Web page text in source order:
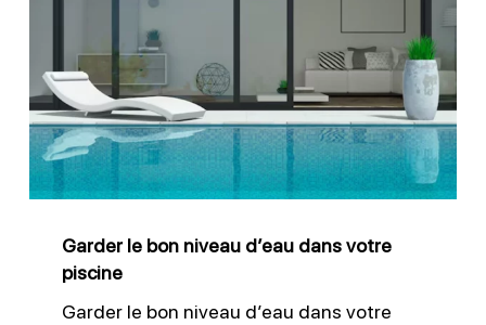
niveau
d’eau
dans
votre
Garder le bon niveau d’eau dans votre
piscine
Garder le bon niveau d’eau dans votre